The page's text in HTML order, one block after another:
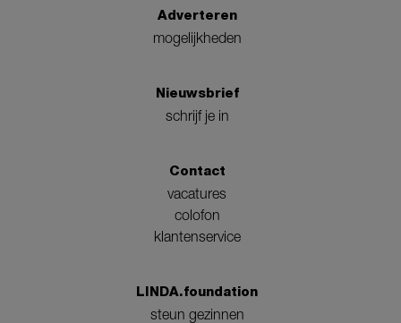
Adverteren
mogelijkheden
Nieuwsbrief
schrijf je in
Contact
vacatures
colofon
klantenservice
LINDA.foundation
steun gezinnen